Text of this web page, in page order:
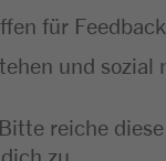
für
und
reiche
zu.